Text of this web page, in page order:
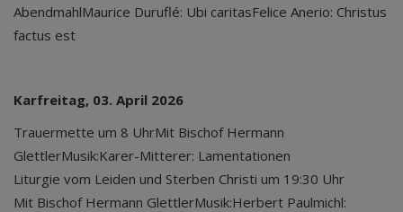
AbendmahlMaurice Duruflé: Ubi caritasFelice Anerio: Christus
factus est
Karfreitag, 03. April 2026
Trauermette um 8 UhrMit Bischof Hermann
GlettlerMusik:Karer-Mitterer: Lamentationen
Liturgie vom Leiden und Sterben Christi um 19:30 Uhr
Mit Bischof Hermann GlettlerMusik:Herbert Paulmichl: